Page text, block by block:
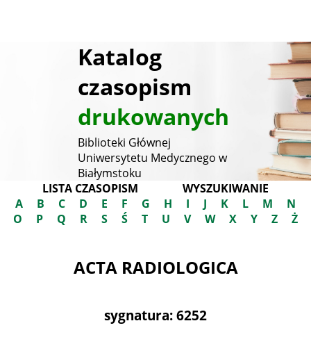
Katalog
czasopism
drukowanych
Biblioteki Głównej
Uniwersytetu Medycznego w
Białymstoku
LISTA CZASOPISM
WYSZUKIWANIE
A
B C D E F G H I J K L M
N
O
P Q R S Ś T U V W X Y Z Ż
ACTA RADIOLOGICA
sygnatura: 6252